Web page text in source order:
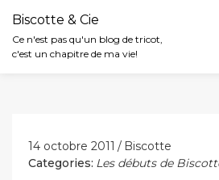
Biscotte & Cie
Ce n'est pas qu'un blog de tricot,
c'est un chapitre de ma vie!
14 octobre 2011
Biscotte
Categories: Les débuts de